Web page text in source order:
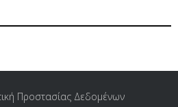
Προστασίας Δεδομένων